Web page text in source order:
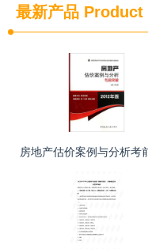
最新产品 Product